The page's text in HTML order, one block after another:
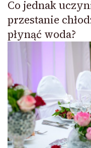
Co jednak
przestanie
płynąć woda?